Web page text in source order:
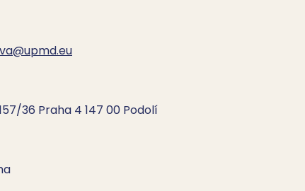
36 Praha 4 147 00 Podolí